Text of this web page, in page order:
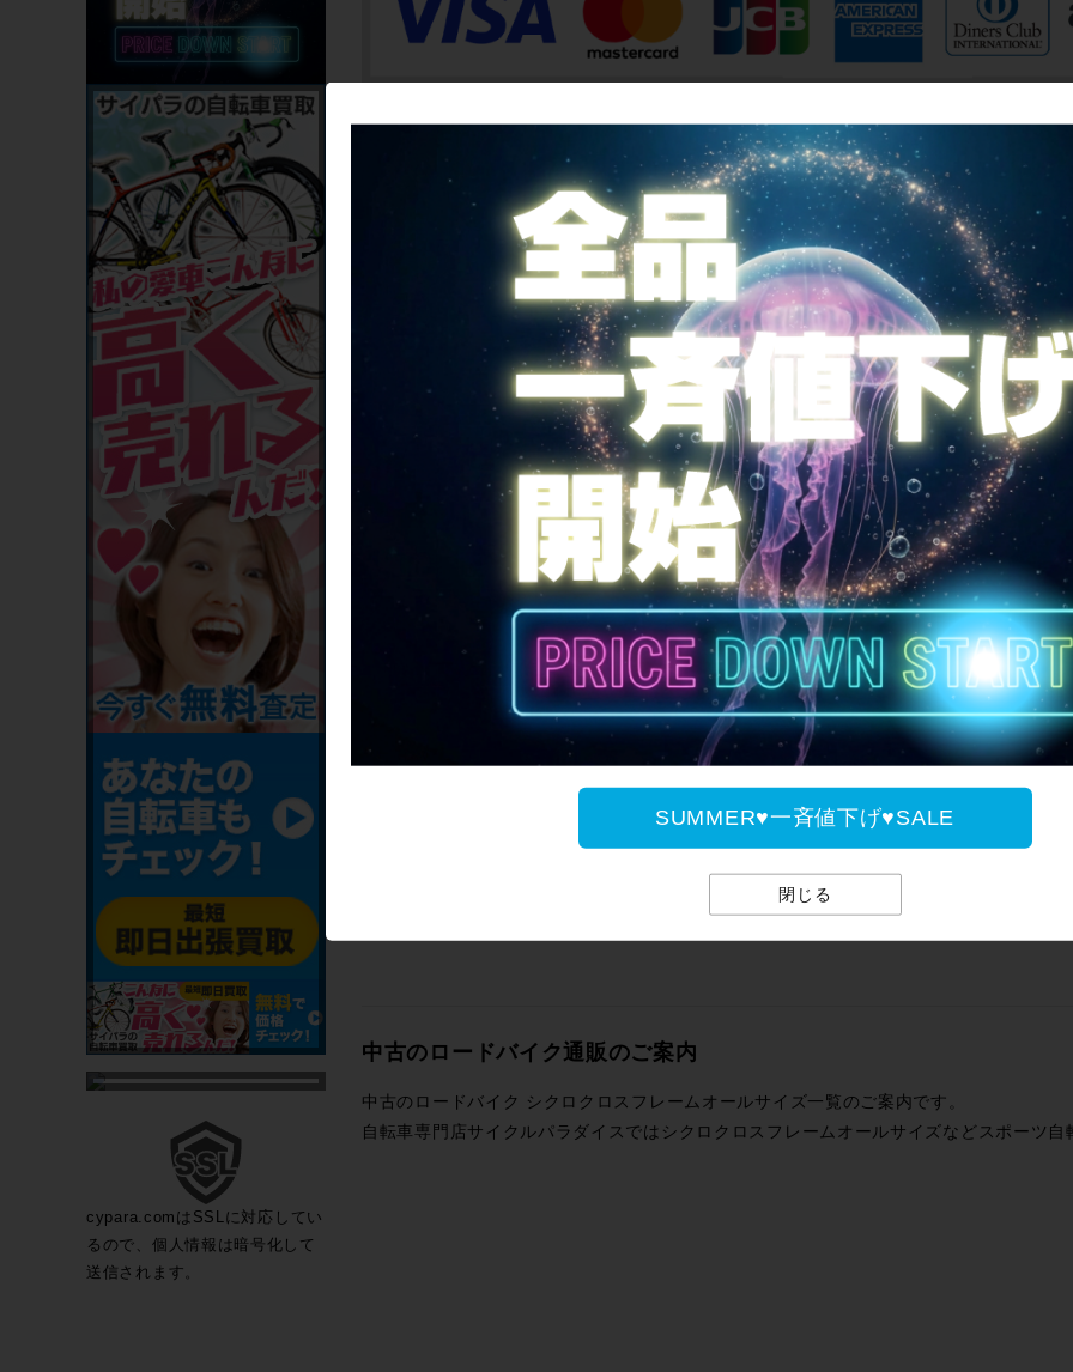
SUMMER♥一斉値下げ♥SALE
閉じる
全国送料無料
SUMMER♥一斉値下
サイパラのお買取サ
中古のロードバイク通販のご案内
中古のロードバイク シクロクロスフレームオールサイズ一覧のご案内です。
自転車専門店サイクルパラダイスではシクロクロスフレームオールサイズなどスポーツ
cypara.comはSSLに対応してい
るので、個人情報は暗号化して
送信されます。